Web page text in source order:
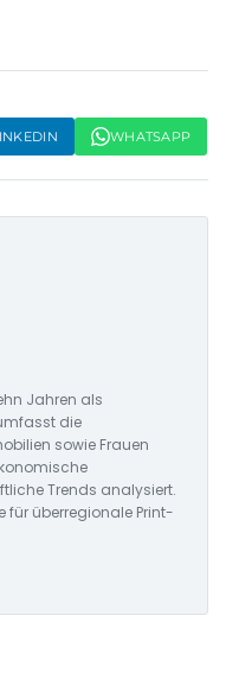
WHATSAPP
Jahren als
die
sowie Frauen
Trends analysiert.
für überregionale Print-